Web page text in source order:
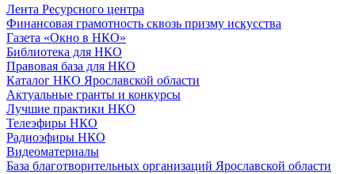
Лента Ресурсного центра
Финансовая грамотность сквозь призму искусства
Газета «Окно в НКО»
Библиотека для НКО
Правовая база для НКО
Каталог НКО Ярославской области
Актуальные гранты и конкурсы
Лучшие практики НКО
Телеэфиры НКО
Радиоэфиры НКО
Видеоматериалы
База благотворительных организаций Ярославской области